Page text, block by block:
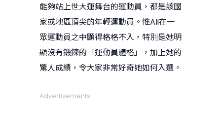
能夠站上世大運舞台的運動員，都是該國
家或地區頂尖的年輕運動員。惟Ali在一
眾運動員之中顯得格格不入，特別是她明
顯沒有鍛鍊的「運動員體格」，加上她的
驚人成績，令大家非常好奇她如何入選。
Advertisements